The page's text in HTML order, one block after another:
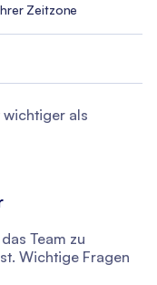
Zeitzone
wichtiger als
Team zu
Wichtige Fragen